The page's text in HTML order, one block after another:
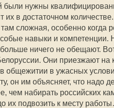
были нужны
их в достаточном
сложная, особенно когда
навыки и компетенции.
ничего не обещают.
Они приезжают на
общежитии в ужасных
он им объясняет, что надо
чем набирать российских
их подвозить к месту